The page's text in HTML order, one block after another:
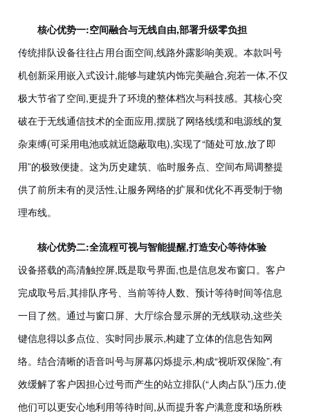
核心优势一:空间融合与无线自由,部署升级零负担
传统排队设备往往占用台面空间,线路外露影响美观。本款叫号
机创新采用嵌入式设计,能够与建筑内饰完美融合,宛若一体,不仅
极大节省了空间,更提升了环境的整体档次与科技感。其核心突
破在于无线通信技术的全面应用,摆脱了网络线缆和电源线的复
杂束缚(可采用电池或就近隐蔽取电),实现了“随处可放,放了即
用”的极致便捷。这为历史建筑、临时服务点、空间布局调整提
供了前所未有的灵活性,让服务网络的扩展和优化不再受制于物
理布线。
核心优势二:全流程可视与智能提醒,打造安心等待体验
设备搭载的高清触控屏,既是取号界面,也是信息发布窗口。客户
完成取号后,其排队序号、当前等待人数、预计等待时间等信息
一目了然。通过与窗口屏、大厅综合显示屏的无线联动,这些关
键信息得以多点位、实时同步展示,构建了立体的信息告知网
络。结合清晰的语音叫号与屏幕闪烁提示,构成“视听双保险”,有
效缓解了客户因担心过号而产生的站立排队(“人肉占队”)压力,使
他们可以更安心地利用等待时间,从而提升客户满意度和场所秩